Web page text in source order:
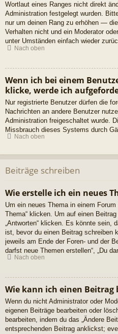
Wortlaut eines Ranges nicht direkt
Administration festgelegt wurden.
nur um deinen Rang zu erhöhen —
Verhalten nicht und ein Moderator
unter Umständen einfach wieder
Nach oben
Wenn ich bei einem
klicke, werde ich
Nur registrierte Benutzer dürfen die
Nachrichten an andere Benutzer
Administration freigeschaltet wurde.
Missbrauch dieses Systems durch
Nach oben
Beiträge schreiben
Wie erstelle ich ein neues
Um ein neues Thema in einem
Thema“ klicken. Um auf einen
„Antworten“ klicken. Es könnte sein,
ist, bevor du einen Beitrag schreiben
jeweils am Ende der Foren- und der
darfst neue Themen erstellen“, „Du
Nach oben
Wie kann ich einen Beitrag
Wenn du nicht Administrator oder
eigenen Beiträge bearbeiten oder
bearbeiten, indem du das „Ändere
entsprechenden Beitrag anklickst;